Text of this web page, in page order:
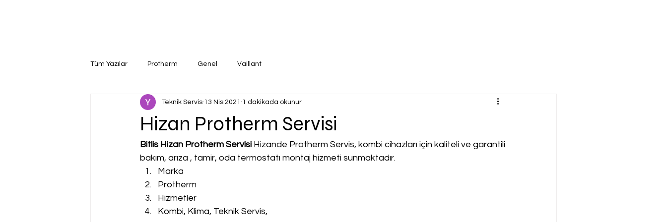
Tüm Yazılar Protherm Genel Vaillant
Hizan Protherm Servisi
Teknik Servis 13 Nis 2021 1 dakikada okunur
Bitlis Hizan Protherm Servisi Hizande Protherm Servis, kombi cihazları için kaliteli ve garantili
bakım, arıza , tamir, oda termostatı montaj hizmeti sunmaktadır.
Marka
Protherm
Hizmetler
Kombi, Klima, Teknik Servis,